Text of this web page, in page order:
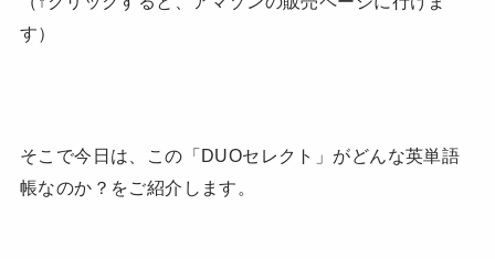
す）
そこで今日は、この「DUOセレクト」がどんな英単語
帳なのか？をご紹介します。